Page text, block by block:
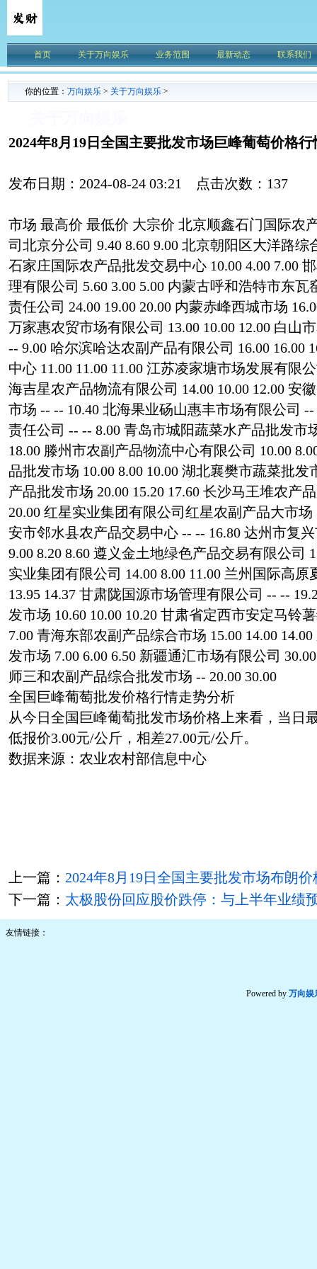
首页 关于万向娱乐 业务范围 最新动态 联系我们
你的位置： 万向娱乐 > 关于万向娱乐 >
2024年8月19日全国主要批发市场巨峰葡萄价格行
发布日期：2024-08-24 03:21 点击次数：137
市场 最高价 最低价 大宗价 北京顺鑫石门国际农
司北京分公司 9.40 8.60 9.00 北京朝阳区大洋路综
石家庄国际农产品批发交易中心 10.00 4.00 7.00
理有限公司 5.60 3.00 5.00 内蒙古呼和浩特市东
责任公司 24.00 19.00 20.00 内蒙赤峰西城市场
万家惠农贸市场有限公司 13.00 10.00 12.00 白山
-- 9.00 哈尔滨哈达农副产品有限公司 16.00 16.00
中心 11.00 11.00 11.00 江苏凌家塘市场发展有限
海吉星农产品物流有限公司 14.00 10.00 12.00 安
市场 -- -- 10.40 北海果业砀山惠丰市场有限公司
责任公司 -- -- 8.00 青岛市城阳蔬菜水产品批发市
18.00 滕州市农副产品物流中心有限公司 10.00
品批发市场 10.00 8.00 10.00 湖北襄樊市蔬菜批
产品批发市场 20.00 15.20 17.60 长沙马王堆农产
20.00 红星实业集团有限公司红星农副产品大市场
安市邻水县农产品交易中心 -- -- 16.80 达州市复
9.00 8.20 8.60 遵义金土地绿色产品交易有限公司
实业集团有限公司 14.00 8.00 11.00 兰州国际高
13.95 14.37 甘肃陇国源市场管理有限公司 -- --
发市场 10.60 10.00 10.20 甘肃省定西市安定马铃
7.00 青海东部农副产品综合市场 15.00 14.00
发市场 7.00 6.00 6.50 新疆通汇市场有限公司
师三和农副产品综合批发市场 -- 20.00 30.00
全国巨峰葡萄批发价格行情走势分析
从今日全国巨峰葡萄批发市场价格上来看，当日
低报价3.00元/公斤，相差27.00元/公斤。
数据来源：农业农村部信息中心
上一篇： 2024年8月19日全国主要批发市场布朗价
下一篇： 太极股份回应股价跌停：与上半年业绩
友情链接：
Powered by 万向娱